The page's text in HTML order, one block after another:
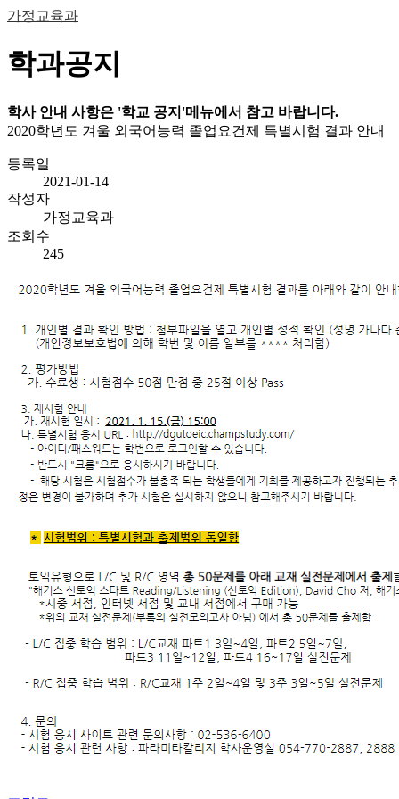
가정교육과
학과공지
학사 안내 사항은 '학교 공지'메뉴에서 참고 바랍니다.
2020학년도 겨울 외국어능력 졸업요건제 특별시험 결과 안내
등록일
2021-01-14
작성자
가정교육과
조회수
245